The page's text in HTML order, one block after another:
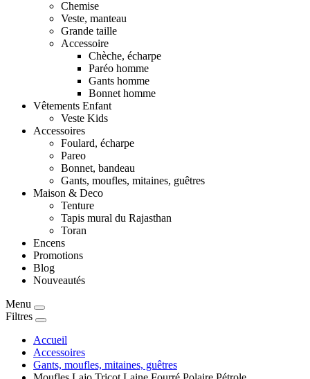
Chemise
Veste, manteau
Grande taille
Accessoire
Chèche, écharpe
Paréo homme
Gants homme
Bonnet homme
Vêtements Enfant
Veste Kids
Accessoires
Foulard, écharpe
Pareo
Bonnet, bandeau
Gants, moufles, mitaines, guêtres
Maison & Deco
Tenture
Tapis mural du Rajasthan
Toran
Encens
Promotions
Blog
Nouveautés
Menu
Filtres
Accueil
Accessoires
Gants, moufles, mitaines, guêtres